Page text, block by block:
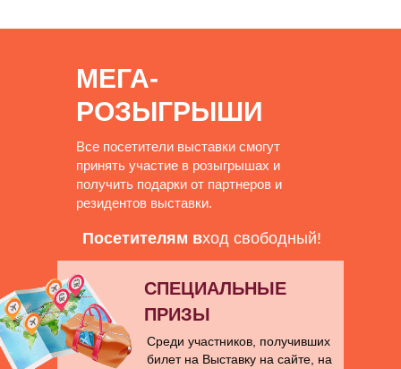
Все посетители выставки смогут
принять участие в розыгрышах и
получить подарки от партнеров и
резидентов выставки.
Посетителям вход свободный!
МЕГА-
РОЗЫГРЫШИ
СПЕЦИАЛЬНЫЕ
ПРИЗЫ
Среди участников, получивших
билет на Выставку на сайте, на